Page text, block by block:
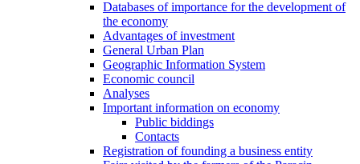
Databases of importance for the development of
the economy
Advantages of investment
General Urban Plan
Geographic Information System
Еconomic council
Analyses
Important information on economy
Public biddings
Contacts
Registration of founding a business entity